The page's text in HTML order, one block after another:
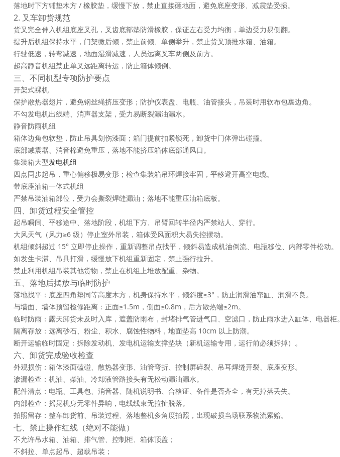
落地时下方铺垫木方 / 橡胶垫，缓慢下放，禁止直接砸地面，避免底座变形、减震垫受损。
2. 叉车卸货规范
货叉完全伸入机组底座叉孔，叉齿底部垫防滑橡胶，保证左右受力均衡，单边受力易侧翻。
提升后机组保持水平，门架微后倾，禁止前倾、单侧举升，禁止货叉顶推水箱、油箱。
行驶低速，转弯减速，地面湿滑减速，人员远离叉车两侧及前方。
超高静音机组禁止单叉远距离转运，防止箱体倾倒。
三、不同机型专项防护要点
开架式裸机
保护散热器翅片，避免钢丝绳挤压变形；防护仪表盘、电瓶、油管接头，吊装时用软布包裹边角。
不勾发电机出线端、消声器支架，受力易断裂漏油漏水。
静音防雨机组
箱体边角包软垫，防止吊具划伤漆面；箱门提前扣紧锁死，卸货中门体弹出碰撞。
底部减震器、消音棉避免重压，落地不能挤压箱体底部通风口。
集装箱大型发电机组
四点同步起吊，重心偏移极易变形；检查集装箱吊环焊接牢固，平移避开高空电缆。
带底座油箱一体式机组
严禁吊装油箱部位，受力会撕裂焊缝漏油；落地不能重压油箱底板。
四、卸货过程安全管控
起吊瞬间、平移途中、落地阶段，机组下方、吊臂回转半径内严禁站人、穿行。
大风天气（风力≥6 级）停止室外吊装，箱体受风面积大易失控摆动。
机组倾斜超过 15° 立即停止操作，重新调整吊点找平，倾斜易造成机油倒流、电瓶移位、内部零件松动。
如发生卡滞、吊具打滑，缓慢放下机组重新固定，禁止强行拉升。
禁止利用机组吊装其他货物，禁止在机组上堆放配重、杂物。
五、落地后摆放与临时防护
落地找平：底座四角垫同等高度木方，机身保持水平，倾斜度≤3°，防止润滑油窜缸、润滑不良。
与墙面、墙体预留检修距离：正面≥1.5m，侧面≥0.8m，后方散热端≥2m。
临时防雨：露天卸货未及时入库，遮盖防雨布，封堵排气管进气口、空滤口，防止雨水进入缸体、电器柜。
隔离存放：远离砂石、粉尘、积水、腐蚀性物料，地面垫高 10cm 以上防潮。
断开运输临时固定：拆除发动机、发电机运输支撑垫块（新机运输专用，运行前必须拆掉）。
六、卸货完成验收检查
外观损伤：箱体漆面磕碰、散热器变形、油管弯折、控制屏碎裂、吊耳焊缝开裂、底座变形。
渗漏检查：机油、柴油、冷却液管路接头有无松动漏油漏水。
配件清点：电瓶、工具包、消音器、随机说明书、合格证、备件是否齐全，有无掉落丢失。
内部检查：摇晃机身无零件异响，电线线束无拉扯脱落。
拍照留存：整车卸货前、吊装过程、落地整机多角度拍照，出现破损当场联系物流索赔。
七、禁止操作红线（绝对不能做）
不允许吊水箱、油箱、排气管、控制柜、箱体顶盖；
不斜拉、单点起吊、超载吊装；